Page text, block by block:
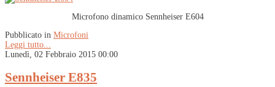
Microfono dinamico Sennheiser E604
Pubblicato in Microfoni
Leggi tutto...
Lunedì, 02 Febbraio 2015 00:00
Sennheiser E835